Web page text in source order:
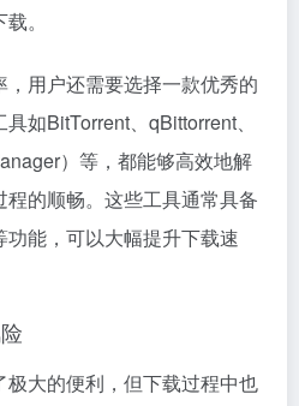
。
用户还需要选择一款优秀的
如BitTorrent、qBittorrent、
）等，都能够高效地解
的顺畅。这些工具通常具备
能，可以大幅提升下载速
大的便利，但下载过程中也